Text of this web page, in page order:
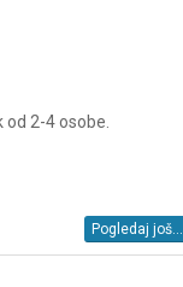
od 2-4 osobe.
Pogledaj još...